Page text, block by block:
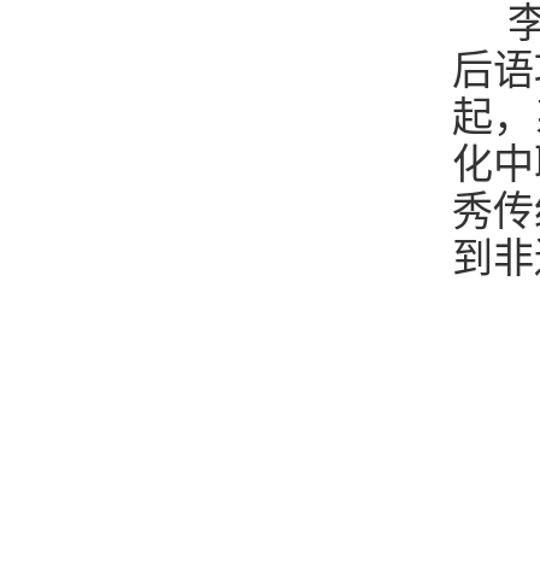
后
起
化
秀
到